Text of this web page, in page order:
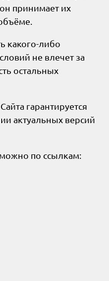
принимает их
какого-либо
не влечет за
остальных
гарантируется
актуальных версий
по ссылкам: